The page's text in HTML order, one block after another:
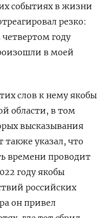
событиях в жизни
резко:
году
в моей
слов к нему якобы
области, в том
высказывания
также указал, что
времени проводит
году якобы
российских
он привел